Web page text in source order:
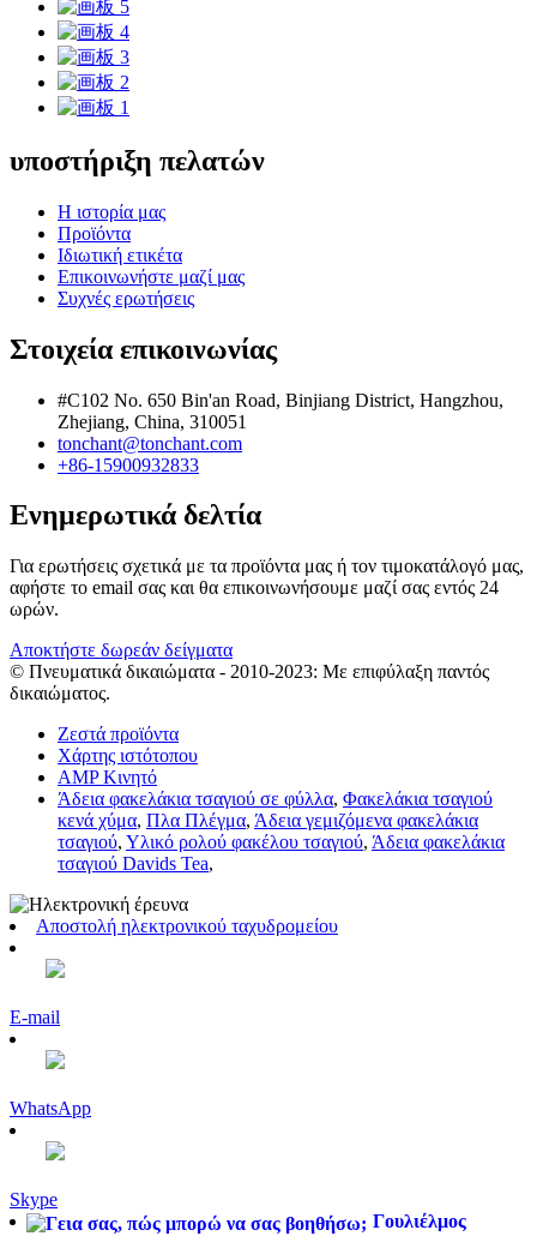
υποστήριξη πελατών
Η ιστορία μας
Προϊόντα
Ιδιωτική ετικέτα
Επικοινωνήστε μαζί μας
Συχνές ερωτήσεις
Στοιχεία επικοινωνίας
#C102 No. 650 Bin'an Road, Binjiang District, Hangzhou,
Zhejiang, China, 310051
tonchant@tonchant.com
+86-15900932833
Ενημερωτικά δελτία
Για ερωτήσεις σχετικά με τα προϊόντα μας ή τον τιμοκατάλογό μας,
αφήστε το email σας και θα επικοινωνήσουμε μαζί σας εντός 24
ωρών.
Αποκτήστε δωρεάν δείγματα
© Πνευματικά δικαιώματα - 2010-2023: Με επιφύλαξη παντός
δικαιώματος.
Ζεστά προϊόντα
Χάρτης ιστότοπου
AMP Κινητό
Άδεια φακελάκια τσαγιού σε φύλλα, Φακελάκια τσαγιού
κενά χύμα, Πλα Πλέγμα, Άδεια γεμιζόμενα φακελάκια
τσαγιού, Υλικό ρολού φακέλου τσαγιού, Άδεια φακελάκια
τσαγιού Davids Tea,
Αποστολή ηλεκτρονικού ταχυδρομείου
E-mail
WhatsApp
Skype
Γουλιέλμος